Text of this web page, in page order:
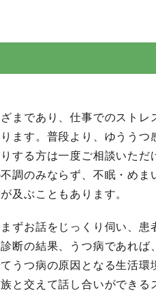
まであり、仕事でのストレ
ます。普段より、ゆううつ
する方は一度ご相談いただ
調のみならず、不眠・めま
及ぶこともあります。
ずお話をじっくり伺い、患
断の結果、うつ病であれば
うつ病の原因となる生活環
と交えて話し合いができる